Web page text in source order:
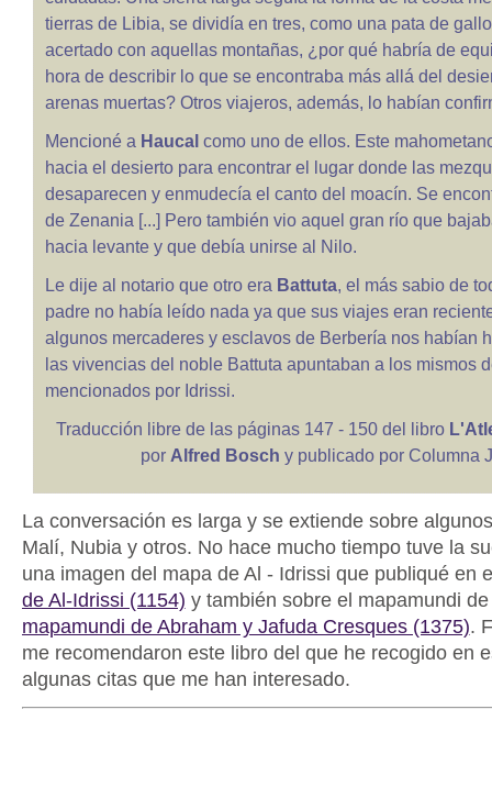
tierras de Libia, se dividía en tres, como una pata de
acertado con aquellas montañas, ¿por qué habría de
hora de describir lo que se encontraba más allá del
arenas muertas? Otros viajeros, además, lo habían
Mencioné a Haucal como uno de ellos. Este
hacia el desierto para encontrar el lugar donde las
desaparecen y enmudecía el canto del moacín. Se
de Zenania [...] Pero también vio aquel gran río que
hacia levante y que debía unirse al Nilo.
Le dije al notario que otro era Battuta, el más sabio de
padre no había leído nada ya que sus viajes eran
algunos mercaderes y esclavos de Berbería nos habían
las vivencias del noble Battuta apuntaban a los mismos
mencionados por Idrissi.
Traducción libre de las páginas 147 - 150 del libro
por Alfred Bosch y publicado por Columna
La conversación es larga y se extiende sobre
Malí, Nubia y otros. No hace mucho tiempo tuve la
una imagen del mapa de Al - Idrissi que publiqué en
de Al-Idrissi (1154) y también sobre el mapamundi
mapamundi de Abraham y Jafuda Cresques (1375).
me recomendaron este libro del que he recogido en
algunas citas que me han interesado.